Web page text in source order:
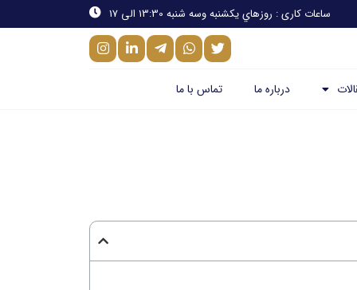
ساعات کاری : روزهاي يكشنبه وسه شنبه 13:30 الی 17
درباره ما تماس با ما